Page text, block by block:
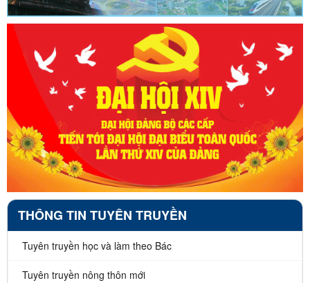
THÔNG TIN TUYÊN TRUYỀN
Tuyên truyền học và làm theo Bác
Tuyên truyền nông thôn mới